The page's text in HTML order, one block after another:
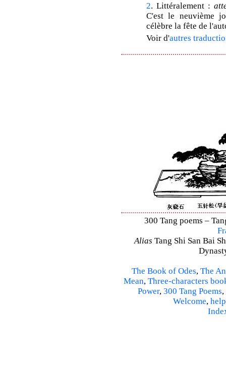
2. Littéralement :
C'est le neuvième
célèbre la fête de
Voir d'autres
300 Tang poems –
Alias Tang Shi San Bai
The Book of Odes, The
Mean, Three-characters
Power, 300 Tang Poems,
Welcome, help